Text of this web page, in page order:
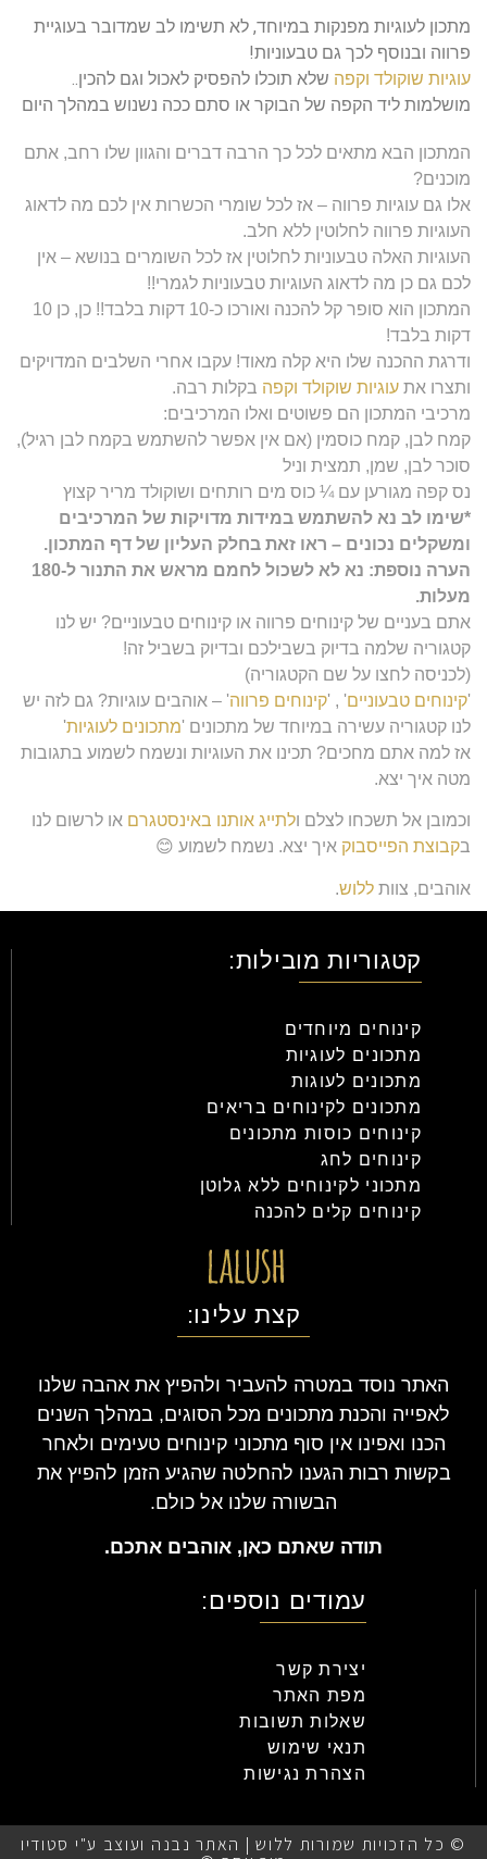
מתכון לעוגיות מפנקות במיוחד, לא תשימו לב שמדובר בעוגיית
פרווה ובנוסף לכך גם טבעוניות!
עוגיות שוקולד וקפה שלא תוכלו להפסיק לאכול וגם להכין..
מושלמות ליד הקפה של הבוקר או סתם ככה נשנוש במהלך היום
המתכון הבא מתאים לכל כך הרבה דברים והגוון שלו רחב, אתם
מוכנים?
אלו גם עוגיות פרווה – אז לכל שומרי הכשרות אין לכם מה לדאוג
העוגיות פרווה לחלוטין ללא חלב.
העוגיות האלה טבעוניות לחלוטין אז לכל השומרים בנושא – אין
לכם גם כן מה לדאוג העוגיות טבעוניות לגמרי!!
המתכון הוא סופר קל להכנה ואורכו כ-10 דקות בלבד!! כן, כן 10
דקות בלבד!
ודרגת ההכנה שלו היא קלה מאוד! עקבו אחרי השלבים המדויקים
ותצרו את עוגיות שוקולד וקפה בקלות רבה.
מרכיבי המתכון הם פשוטים ואלו המרכיבים:
קמח לבן, קמח כוסמין (אם אין אפשר להשתמש בקמח לבן רגיל),
סוכר לבן, שמן, תמצית וניל
נס קפה מגורען עם ¼ כוס מים רותחים ושוקולד מריר קצוץ
*שימו לב נא להשתמש במידות מדויקות של המרכיבים
ומשקלים נכונים – ראו זאת בחלק העליון של דף המתכון.
הערה נוספת: נא לא לשכול לחמם מראש את התנור ל-180
מעלות.
אתם בעניים של קינוחים פרווה או קינוחים טבעוניים? יש לנו
קטגוריה שלמה בדיוק בשבילכם ובדיוק בשביל זה!
(לכניסה לחצו על שם הקטגוריה)
'קינוחים טבעוניים' , 'קינוחים פרווה' – אוהבים עוגיות? גם לזה יש
לנו קטגוריה עשירה במיוחד של מתכונים 'מתכונים לעוגיות'
אז למה אתם מחכים? תכינו את העוגיות ונשמח לשמוע בתגובות
מטה איך יצא.
וכמובן אל תשכחו לצלם ולתייג אותנו באינסטגרם או לרשום לנו
בקבוצת הפייסבוק איך יצא. נשמח לשמוע 😊
אוהבים, צוות ללוש.
קטגוריות מובילות:
קינוחים מיוחדים
מתכונים לעוגיות
מתכונים לעוגות
מתכונים לקינוחים בריאים
קינוחים כוסות מתכונים
קינוחים לחג
מתכוני לקינוחים ללא גלוטן
קינוחים קלים להכנה
קצת עלינו:
האתר נוסד במטרה להעביר ולהפיץ את אהבה שלנו
לאפייה והכנת מתכונים מכל הסוגים, במהלך השנים
הכנו ואפינו אין סוף מתכוני קינוחים טעימים ולאחר
בקשות רבות הגענו להחלטה שהגיע הזמן להפיץ את
הבשורה שלנו אל כולם.
תודה שאתם כאן, אוהבים אתכם.
עמודים נוספים:
יצירת קשר
מפת האתר
שאלות תשובות
תנאי שימוש
הצהרת נגישות
© כל הזכויות שמורות ללוש | האתר נבנה ועוצב ע"י סטודיו